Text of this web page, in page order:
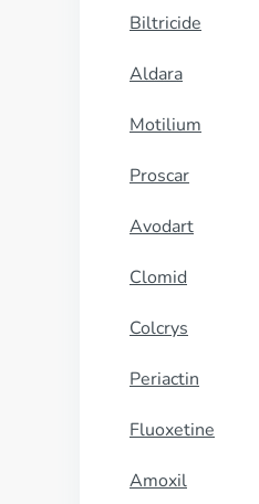
Biltricide
Aldara
Motilium
Proscar
Avodart
Clomid
Colcrys
Periactin
Fluoxetine
Amoxil